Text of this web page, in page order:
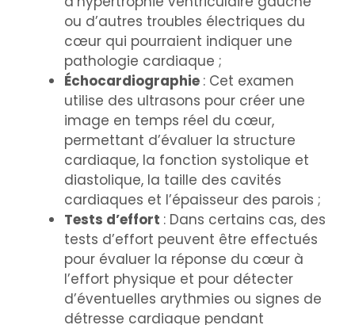
ou d’autres troubles électriques du
cœur qui pourraient indiquer une
pathologie cardiaque ;
Échocardiographie : Cet examen
utilise des ultrasons pour créer une
image en temps réel du cœur,
permettant d’évaluer la structure
cardiaque, la fonction systolique et
diastolique, la taille des cavités
cardiaques et l’épaisseur des parois ;
Tests d’effort : Dans certains cas, des
tests d’effort peuvent être effectués
pour évaluer la réponse du cœur à
l’effort physique et pour détecter
d’éventuelles arythmies ou signes de
détresse cardiaque pendant